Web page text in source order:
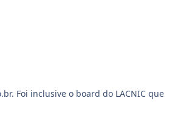
Foi inclusive o board do LACNIC que